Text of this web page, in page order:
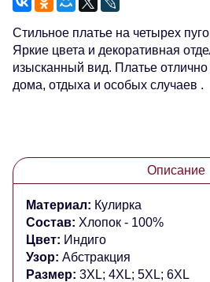
Стильное платье на четырех
Яркие цвета и декоративная
изысканный вид. Платье отлично
дома, отдыха и особых случаев .
Описание
Материал: Кулирка
Состав: Хлопок - 100%
Цвет: Индиго
Узор: Абстракция
Размер: 3XL; 4XL; 5XL; 6XL